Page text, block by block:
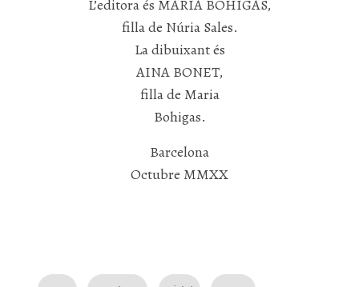
L’editora és MARIA BOHIGAS,
filla de Núria Sales.
La dibuixant és
AINA BONET,
filla de Maria
Bohigas.
Barcelona
Octubre MMXX